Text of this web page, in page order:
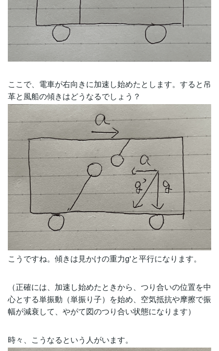
ここで、電車が右向きに加速し始めたとします。すると吊
革と風船の傾きはどうなるでしょう？
こうですね。傾きは見かけの重力g'と平行になります。
（正確には、加速し始めたときから、つり合いの位置を中
心とする単振動（単振り子）を始め、空気抵抗や摩擦で振
幅が減衰して、やがて図のつり合い状態になります）
時々、こうなるという人がいます。